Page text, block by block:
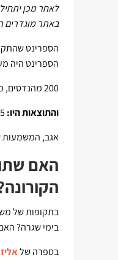
לאחר מכן
באתר מוגדרים
הספרינט היה
200 מהנדסים, מנהלי מוצר ומנהלי פרויקטים השתתפו בספרינט יחד עם 100 רופאים, אחיות וקלינאים.
והתוצאות היו:
אגב, המשמעות
האם
בתקופות של
בימי שגרה?
בספרה של